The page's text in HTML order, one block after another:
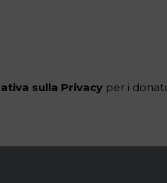
sulla Privacyper i